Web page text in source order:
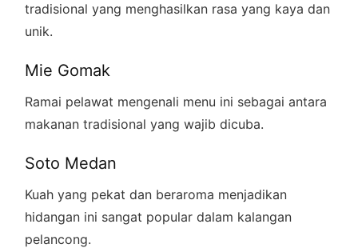
tradisional yang menghasilkan rasa yang kaya dan
unik.
Mie Gomak
Ramai pelawat mengenali menu ini sebagai antara
makanan tradisional yang wajib dicuba.
Soto Medan
Kuah yang pekat dan beraroma menjadikan
hidangan ini sangat popular dalam kalangan
pelancong.